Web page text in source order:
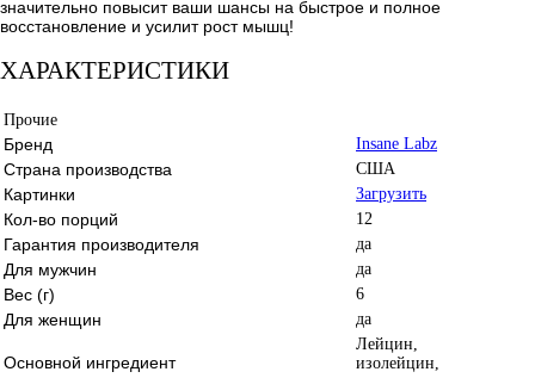
значительно повысит ваши шансы на быстрое и полное
восстановление и усилит рост мышц!
ХАРАКТЕРИСТИКИ
Прочие
Бренд Insane Labz
Страна производства США
Картинки Загрузить
Кол-во порций 12
Гарантия производителя да
Для мужчин да
Вес (г) 6
Для женщин да
Основной ингредиент
Лейцин,
изолейцин,